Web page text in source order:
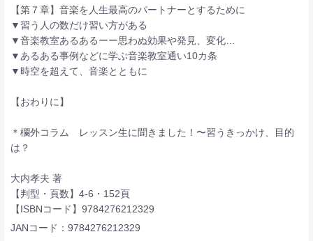
【第７章】音楽を人生最高のパートナーとするために
▼習う人の数だけ習い方がある
▼音楽教室あるあるーー思わぬ効果や発見、変化…
▼あるある事例などに学ぶ音楽教室通い10カ条
▼時空を超えて、音楽とともに
【おわりに】
＊欄外コラム レッスン生に聞きました！〜習うきっかけ、目的
は？
大内孝夫 著
【判型・頁数】4-6・152頁
【ISBNコード】9784276212329
JANコード：9784276212329